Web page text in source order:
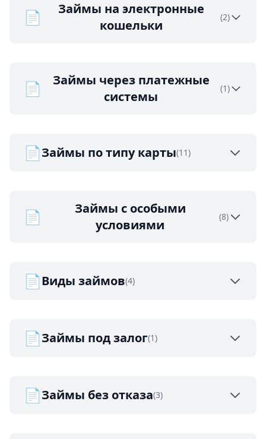
📄
Займы на электронные
кошельки
(2)
📄
Займы через платежные
системы
(1)
📄Займы по типу карты(11)
📄
Займы с особыми
условиями
(8)
📄Виды займов(4)
📄Займы под залог(1)
📄Займы без отказа(3)